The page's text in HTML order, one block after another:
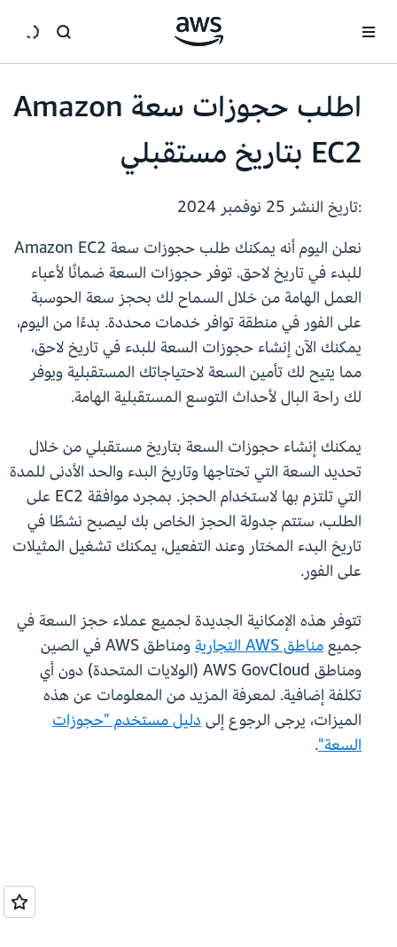
اطلب حجوزات سعة Amazon
EC2 بتاريخ مستقبلي
:تاريخ النشر
نعلن اليوم أنه يمكنك طلب حجوزات سعة Amazon EC2
للبدء في تاريخ لاحق. توفر حجوزات السعة ضمانًا لأعباء
العمل الهامة من خلال السماح لك بحجز سعة الحوسبة
على الفور في منطقة توافر خدمات محددة. بدءًا من اليوم،
يمكنك الآن إنشاء حجوزات السعة للبدء في تاريخ لاحق،
مما يتيح لك تأمين السعة لاحتياجاتك المستقبلية ويوفر
لك راحة البال لأحداث التوسع المستقبلية الهامة.
يمكنك إنشاء حجوزات السعة بتاريخ مستقبلي من خلال
تحديد السعة التي تحتاجها وتاريخ البدء والحد الأدنى للمدة
التي تلتزم بها لاستخدام الحجز. بمجرد موافقة EC2 على
الطلب، ستتم جدولة الحجز الخاص بك ليصبح نشطًا في
تاريخ البدء المختار وعند التفعيل، يمكنك تشغيل المثيلات
على الفور.
تتوفر هذه الإمكانية الجديدة لجميع عملاء حجز السعة في
جميعمناطق AWS التجارية
ومناطق AWS في الصين
ومناطق AWS GovCloud (الولايات المتحدة) دون أي
تكلفة إضافية. لمعرفة المزيد من المعلومات عن هذه
الميزات، يرجى الرجوع إلىدليل مستخدم "حجوزات
السعة".